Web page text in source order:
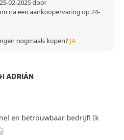
02-2025 door
na een aankoopervaring op 24-
nogmaals kopen? JA
ADRIÁN
en betrouwbaar bedrijf! Ik